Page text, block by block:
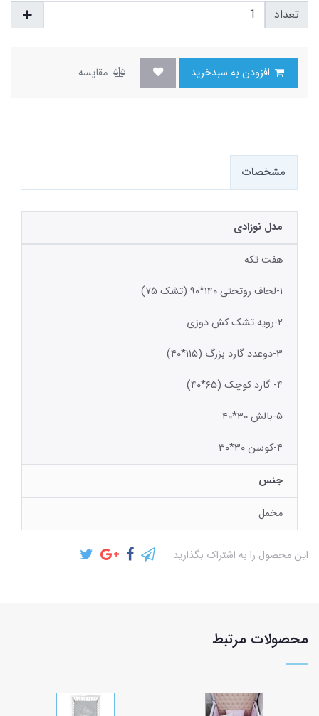
تعداد
مقایسه
مشخصات
مدل نوزادی
هفت تکه
۱-لحاف روتختی ۱۴۰*۹۰ (تشک ۷۵)
۲-رویه تشک کش دوزی
۳-دوعدد گارد بزرگ (۱۱۵*۴۰)
۴- گارد کوچک (۶۵*۴۰)
۵-بالش ۳۰*۴۰
۴-کوسن ۳۰*۳۰
جنس
مخمل
این محصول را به اشتراک بگذارید
محصولات مرتبط